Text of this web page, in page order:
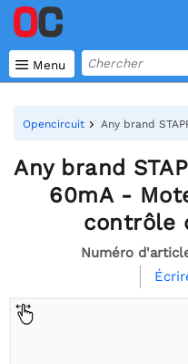
 Menu
Opencircuit Any brand
Any brand
60mA -
contrôle
Numéro